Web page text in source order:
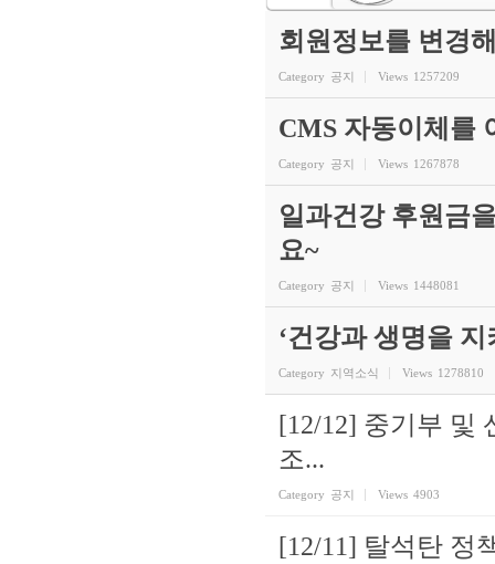
회원정보를 변경
Category 공지 Views 1257209
CMS 자동이체를
Category 공지 Views 1267878
일과건강 후원금
요~
Category 공지 Views 1448081
‘건강과 생명을
Category 지역소식 Views 1278810
[12/12] 중기부 및
조...
Category 공지 Views 4903
[12/11] 탈석탄 정